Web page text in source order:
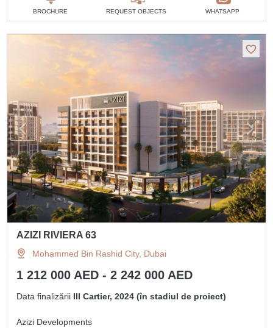
BROCHURE REQUEST OBJECTS WHATSAPP
AZIZI RIVIERA 63
Mohammed Bin Rashid City, Dubai
1 212 000 AED - 2 242 000 AED
Data finalizării III Cartier, 2024 (în stadiul de proiect)
Azizi Developments